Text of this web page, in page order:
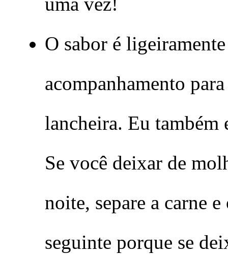
O sabor é
acompanhamento
lancheira. Eu também
Se você deixar de
noite, separe a carne
seguinte porque se